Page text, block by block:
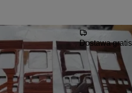
Dostawa gratis